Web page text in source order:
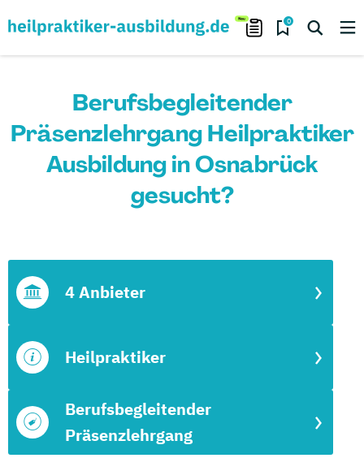
0
Berufsbegleitender
Präsenzlehrgang Heilpraktiker
Ausbildung in Osnabrück
gesucht?
Berufsbegleitender
Präsenzlehrgang
Heilpraktiker
4 Anbieter